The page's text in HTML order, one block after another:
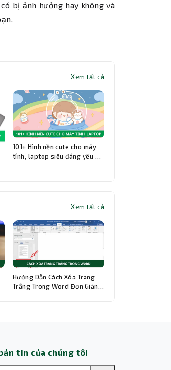
bị ảnh hưởng hay không và
Xem tất cả
101+ Hình nền cute cho máy
tính, laptop siêu đáng yêu và
Xem tất cả
Hướng Dẫn Cách Xóa Trang
Trắng Trong Word Đơn Giản,
tin của chúng tôi
Thành Nhân TNC
Trợ lý AI • Phản hồi tức thì